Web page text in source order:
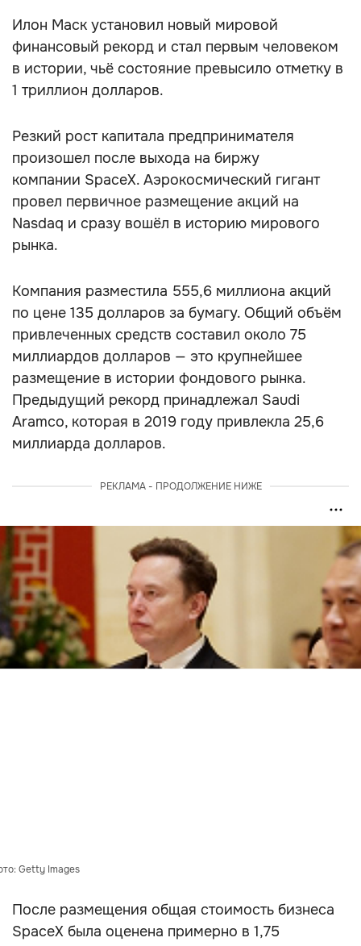
Илон Маск установил новый мировой
финансовый рекорд и стал первым человеком
в истории, чьё состояние превысило отметку в
1 триллион долларов.
Резкий рост капитала предпринимателя
произошел после выхода на биржу
компании SpaceX. Аэрокосмический гигант
провел первичное размещение акций на
Nasdaq и сразу вошёл в историю мирового
рынка.
Компания разместила 555,6 миллиона акций
по цене 135 долларов за бумагу. Общий объём
привлеченных средств составил около 75
миллиардов долларов — это крупнейшее
размещение в истории фондового рынка.
Предыдущий рекорд принадлежал Saudi
Aramco, которая в 2019 году привлекла 25,6
миллиарда долларов.
РЕКЛАМА - ПРОДОЛЖЕНИЕ НИЖЕ
Getty Images
После размещения общая стоимость бизнеса
SpaceX была оценена примерно в 1,75